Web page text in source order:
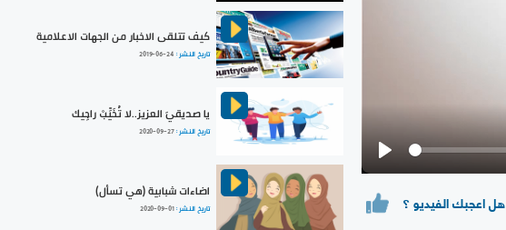
هل اعجبك الفيديو ؟
كيف تتلقى الاخبار من الجهات الاعلامية
تاريخ النشر : 2019-06-24
يا صديقيَ العزيز..لا تُخَيِّبْ راجِيك
تاريخ النشر :2020-09-27
اضاءات شبابية (هي تسأل)
تاريخ النشر :2020-09-01